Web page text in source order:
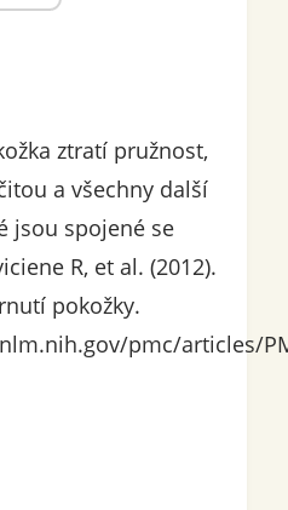
ztratí pružnost,
a všechny další
jsou spojené se
R, et al. (2012).
pokožky.
pmc/articles/